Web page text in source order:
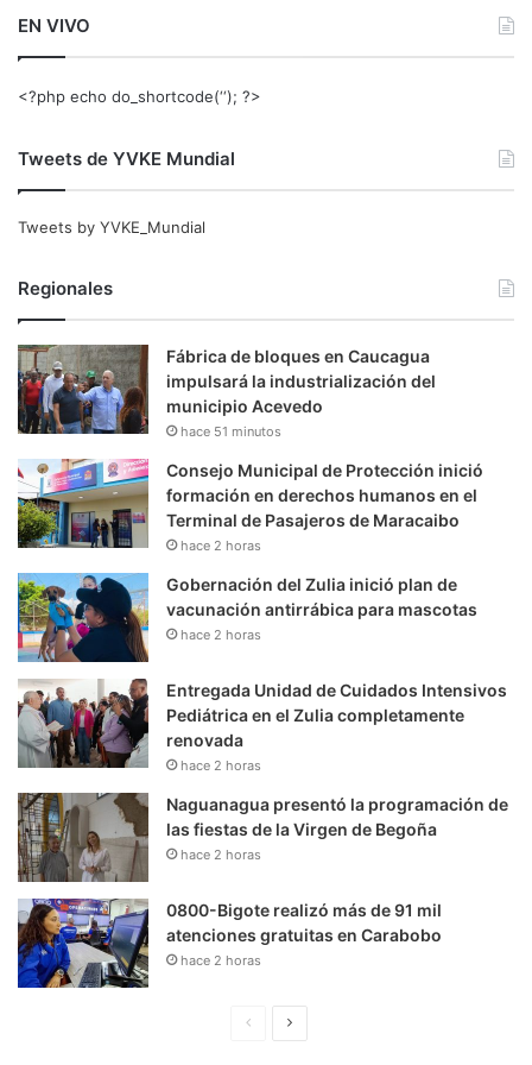
EN VIVO
<?php echo do_shortcode(‘‘); ?>
Tweets de YVKE Mundial
Tweets by YVKE_Mundial
Regionales
Fábrica de bloques en Caucagua
impulsará la industrialización del
municipio Acevedo
hace 51 minutos
Consejo Municipal de Protección inició
formación en derechos humanos en el
Terminal de Pasajeros de Maracaibo
hace 2 horas
Gobernación del Zulia inició plan de
vacunación antirrábica para mascotas
hace 2 horas
Entregada Unidad de Cuidados Intensivos
Pediátrica en el Zulia completamente
renovada
hace 2 horas
Naguanagua presentó la programación de
las fiestas de la Virgen de Begoña
hace 2 horas
0800-Bigote realizó más de 91 mil
atenciones gratuitas en Carabobo
hace 2 horas